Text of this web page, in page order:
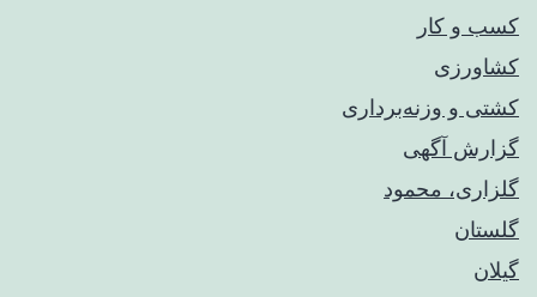
کسب و کار
کشاورزی
کشتی و وزنه‌برداری
گزارش آگهی
گلزاری، محمود
گلستان
گیلان